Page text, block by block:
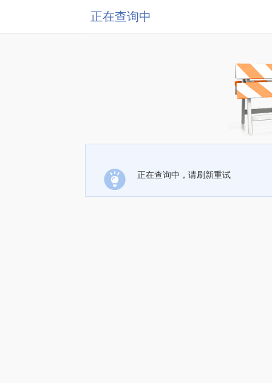
正在查询中
正在查询中，请刷新重试